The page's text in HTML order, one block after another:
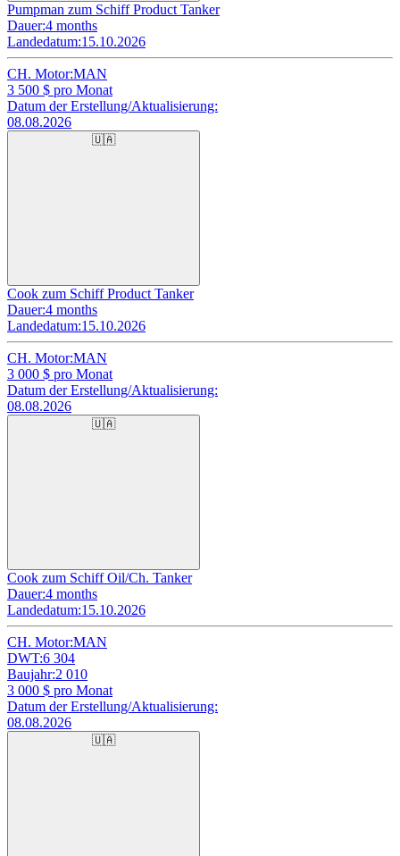
Pumpman zum Schiff Product Tanker
Dauer:4 months
Landedatum:15.10.2026
CH. Motor:MAN
3 500 $ pro Monat
Datum der Erstellung/Aktualisierung:
08.08.2026
🇺🇦
Cook zum Schiff Product Tanker
Dauer:4 months
Landedatum:15.10.2026
CH. Motor:MAN
3 000 $ pro Monat
Datum der Erstellung/Aktualisierung:
08.08.2026
🇺🇦
Cook zum Schiff Oil/Ch. Tanker
Dauer:4 months
Landedatum:15.10.2026
CH. Motor:MAN
DWT:6 304
Baujahr:2 010
3 000 $ pro Monat
Datum der Erstellung/Aktualisierung:
08.08.2026
🇺🇦